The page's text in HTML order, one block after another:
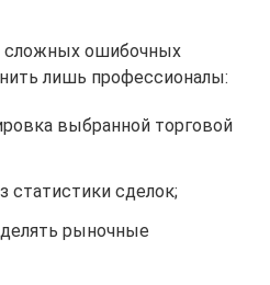
сложных ошибочных
лишь профессионалы:
выбранной торговой
статистики сделок;
рыночные